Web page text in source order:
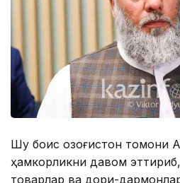
Шу боис Қозоғистон томони
ҳамкорликни давом
товарлар ва дори-